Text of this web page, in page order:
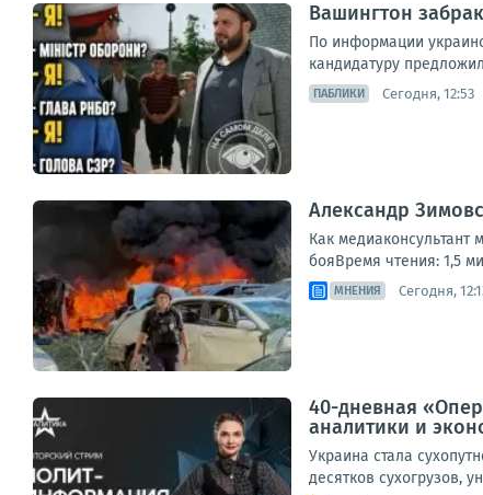
Вашингтон
По информации
кандидатуру
ПАБЛИКИ Сегодня, 12:53
Александр
Как
бояВремя чтения: 1,5
МНЕНИЯ Сегодня,
40-дневная
аналитики и
Украина стала
десятков сухогрузов,